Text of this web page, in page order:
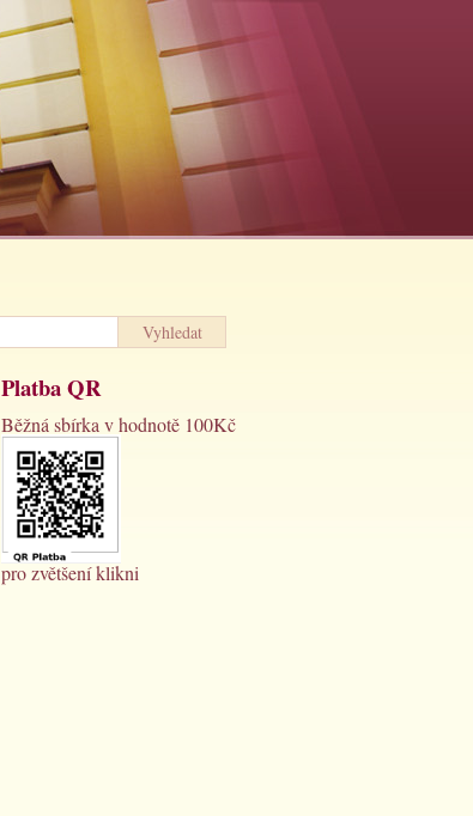
Platba QR
Běžná sbírka v hodnotě 100Kč
pro zvětšení klikni